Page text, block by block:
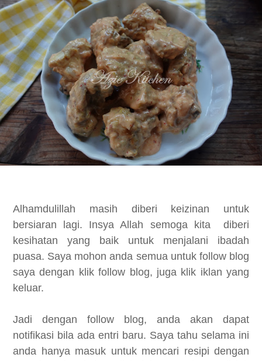
Alhamdulillah masih diberi keizinan untuk
bersiaran lagi. Insya Allah semoga kita diberi
kesihatan yang baik untuk menjalani ibadah
puasa. Saya mohon anda semua untuk follow blog
saya dengan klik follow blog, juga klik iklan yang
keluar.
Jadi dengan follow blog, anda akan dapat
notifikasi bila ada entri baru. Saya tahu selama ini
anda hanya masuk untuk mencari resipi dengan